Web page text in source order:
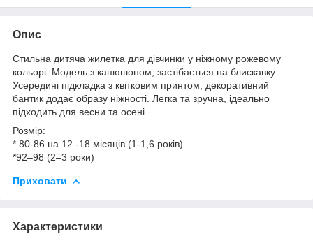
Опис
Стильна дитяча жилетка для дівчинки у ніжному рожевому
кольорі. Модель з капюшоном, застібається на блискавку.
Усередині підкладка з квітковим принтом, декоративний
бантик додає образу ніжності. Легка та зручна, ідеально
підходить для весни та осені.
Розмір:
* 80-86 на 12 -18 місяців (1-1,6 років)
*92–98 (2–3 роки)
Приховати
Характеристики